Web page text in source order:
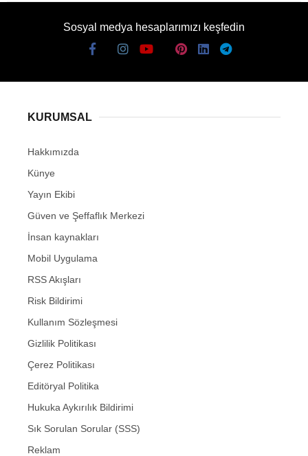
Sosyal medya hesaplarımızı keşfedin
KURUMSAL
Hakkımızda
Künye
Yayın Ekibi
Güven ve Şeffaflık Merkezi
İnsan kaynakları
Mobil Uygulama
RSS Akışları
Risk Bildirimi
Kullanım Sözleşmesi
Gizlilik Politikası
Çerez Politikası
Editöryal Politika
Hukuka Aykırılık Bildirimi
Sık Sorulan Sorular (SSS)
Reklam